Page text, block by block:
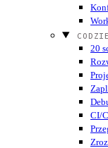
20
CI/